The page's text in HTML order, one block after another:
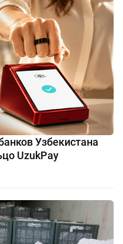
Узбекистана
UzukPay